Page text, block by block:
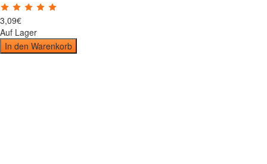
3,09€
Auf Lager
In den Warenkorb